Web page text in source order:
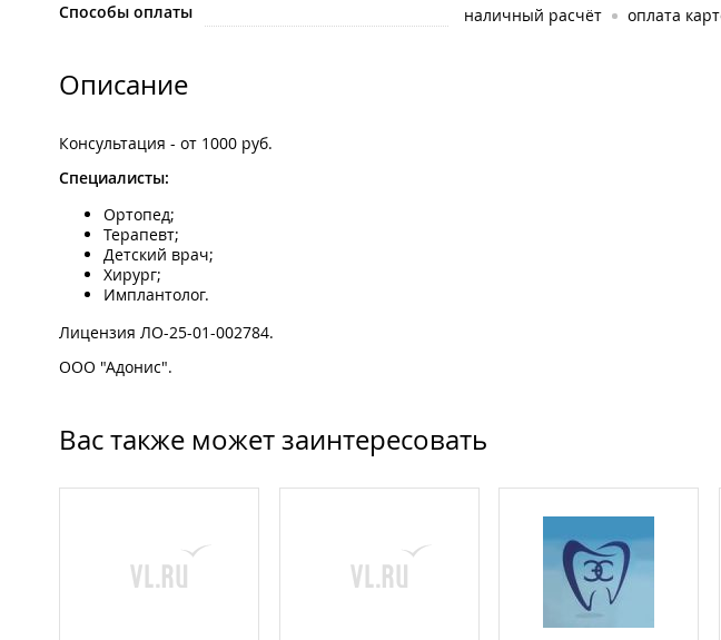
Способы оплаты
наличный расчёт оплата
Описание
Консультация - от 1000 руб.
Специалисты:
Ортопед;
Терапевт;
Детский врач;
Хирург;
Имплантолог.
Лицензия ЛО-25-01-002784.
ООО "Адонис".
Вас также может заинтересовать